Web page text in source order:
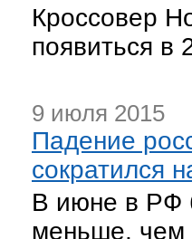
Кроссовер
появиться в
9 июля 2015
Падение
сократился
В июне в РФ
меньше, чем